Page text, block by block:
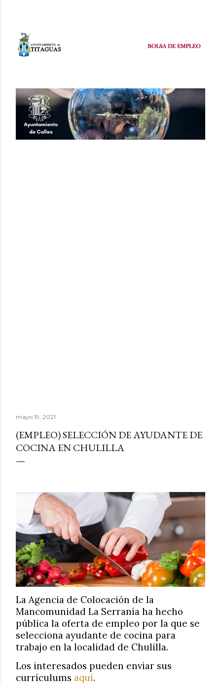
mayo 19, 2021
(EMPLEO) SELECCIÓN DE AYUDANTE DE
COCINA EN CHULILLA
La Agencia de Colocación de la
Mancomunidad La Serranía ha hecho
pública la oferta de empleo por la que se
selecciona ayudante de cocina para
trabajo en la localidad de Chulilla.
Los interesados pueden enviar sus
currículums aquí.